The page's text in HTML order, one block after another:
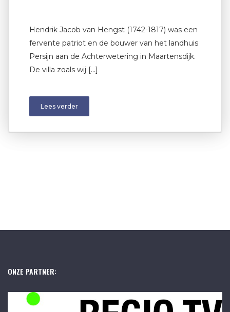
Hendrik Jacob van Hengst (1742-1817) was een
fervente patriot en de bouwer van het landhuis
Persijn aan de Achterwetering in Maartensdijk.
De villa zoals wij […]
Lees verder
ONZE PARTNER: